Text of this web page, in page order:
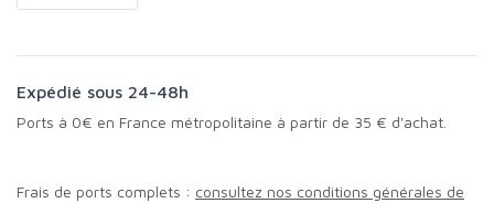
Expédié sous 24-48h
Ports à 0€ en France métropolitaine à partir de 35 € d'achat.
Frais de ports complets : consultez nos conditions générales de